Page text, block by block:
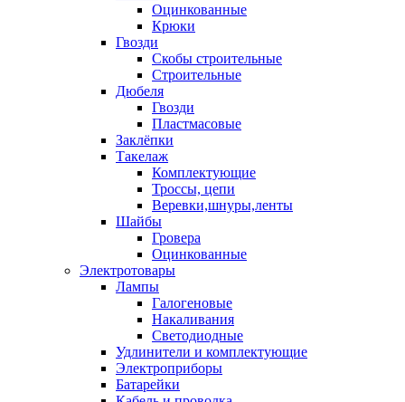
Оцинкованные
Крюки
Гвозди
Скобы строительные
Строительные
Дюбеля
Гвозди
Пластмасовые
Заклёпки
Такелаж
Комплектующие
Троссы, цепи
Веревки,шнуры,ленты
Шайбы
Гровера
Оцинкованные
Электротовары
Лампы
Галогеновые
Накаливания
Светодиодные
Удлинители и комплектующие
Электроприборы
Батарейки